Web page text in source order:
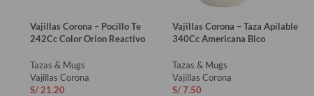
Vajillas Corona – Pocillo Te
242Cc Color Orion Reactivo
Tazas & Mugs
Vajillas Corona
S/ 21.20
Vajillas Corona – Taza Apilable
340Cc Americana Blco
Tazas & Mugs
Vajillas Corona
S/7.50